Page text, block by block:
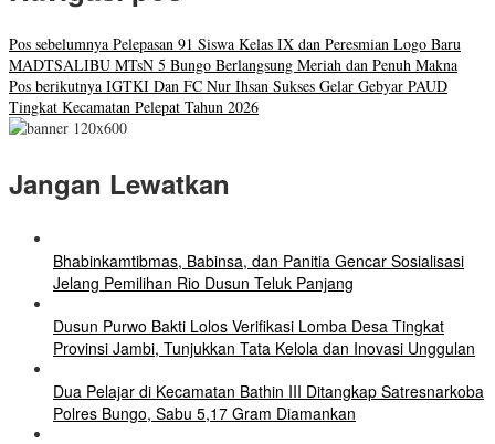
Pos sebelumnya Pelepasan 91 Siswa Kelas IX dan Peresmian Logo Baru
MADTSALIBU MTsN 5 Bungo Berlangsung Meriah dan Penuh Makna
Pos berikutnya IGTKI Dan FC Nur Ihsan Sukses Gelar Gebyar PAUD
Tingkat Kecamatan Pelepat Tahun 2026
Jangan Lewatkan
Bhabinkamtibmas, Babinsa, dan Panitia Gencar Sosialisasi
Jelang Pemilihan Rio Dusun Teluk Panjang
Dusun Purwo Bakti Lolos Verifikasi Lomba Desa Tingkat
Provinsi Jambi, Tunjukkan Tata Kelola dan Inovasi Unggulan
Dua Pelajar di Kecamatan Bathin III Ditangkap Satresnarkoba
Polres Bungo, Sabu 5,17 Gram Diamankan